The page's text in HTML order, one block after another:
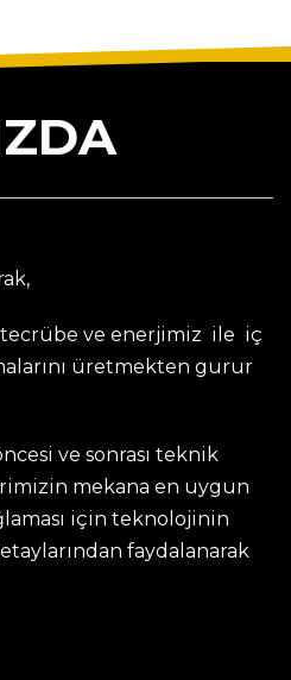
tecrübe ve enerjimiz ile iç
üretmekten gurur
ve sonrası teknik
mekana en uygun
için teknolojinin
faydalanarak